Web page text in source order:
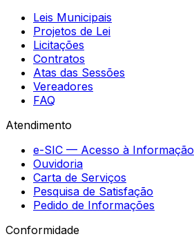
Leis Municipais
Projetos de Lei
Licitações
Contratos
Atas das Sessões
Vereadores
FAQ
Atendimento
e-SIC — Acesso à Informação
Ouvidoria
Carta de Serviços
Pesquisa de Satisfação
Pedido de Informações
Conformidade